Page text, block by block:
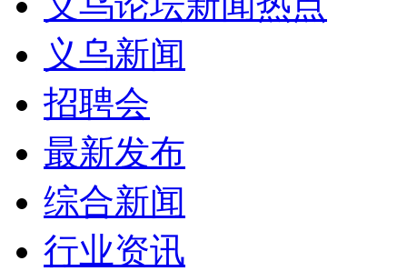
义乌新闻
招聘会
最新发布
综合新闻
行业资讯